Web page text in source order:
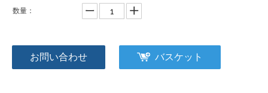
数量：
お問い合わせ バスケット